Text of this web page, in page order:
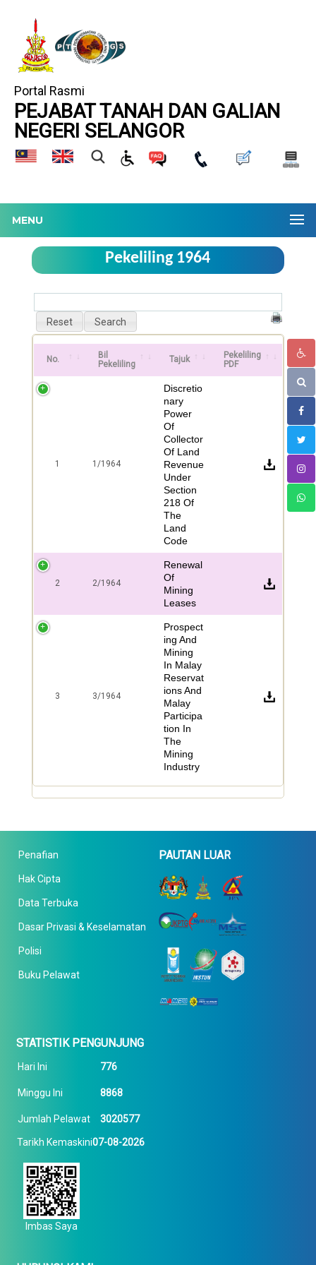
Portal Rasmi
PEJABAT TANAH DAN GALIAN
NEGERI SELANGOR
MENU
Pekeliling 1964
No.
Bil
Pekeliling
Tajuk
Pekeliling
PDF
1 1/1964
Discretio
nary
Power
Of
Collector
Of Land
Revenue
Under
Section
218 Of
The
Land
Code
2 2/1964
Renewal
Of
Mining
Leases
3 3/1964
Prospect
ing And
Mining
In Malay
Reservat
ions And
Malay
Participa
tion In
The
Mining
Industry
Penafian
Hak Cipta
Data Terbuka
Dasar Privasi & Keselamatan
Polisi
Buku Pelawat
PAUTAN LUAR
STATISTIK PENGUNJUNG
Hari Ini 776
Minggu Ini 8868
Jumlah Pelawat 3020577
Tarikh Kemaskini07-08-2026
Imbas Saya